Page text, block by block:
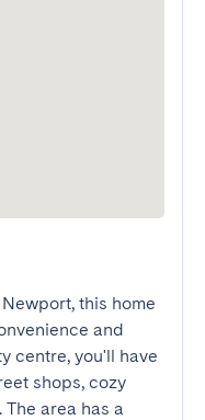
this home
and
centre, you'll have
shops, cozy
area has a